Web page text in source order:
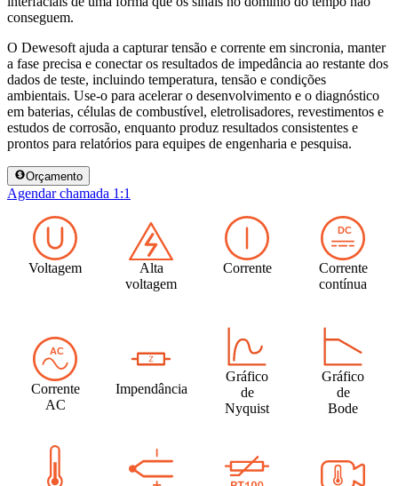
conseguem.
O Dewesoft ajuda a capturar tensão e corrente em sincronia, manter
a fase precisa e conectar os resultados de impedância ao restante dos
dados de teste, incluindo temperatura, tensão e condições
ambientais. Use-o para acelerar o desenvolvimento e o diagnóstico
em baterias, células de combustível, eletrolisadores, revestimentos e
estudos de corrosão, enquanto produz resultados consistentes e
prontos para relatórios para equipes de engenharia e pesquisa.
Orçamento
Agendar chamada 1:1
Voltagem
Alta
voltagem
Corrente
Corrente
contínua
Corrente
AC
Impendância
Gráfico
de
Nyquist
Gráfico
de
Bode